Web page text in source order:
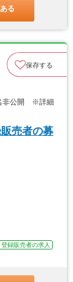
る
保存する
非公開 ※詳細
売者の募
登録販売者の求人